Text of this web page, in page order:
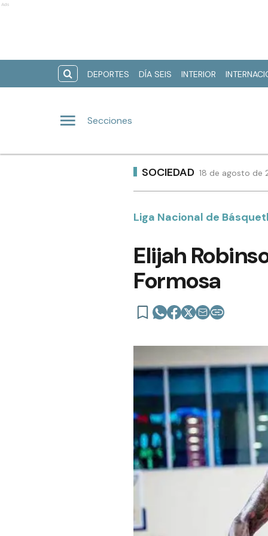
Ads
DEPORTES DÍA SEIS INTERIOR
Secciones
SOCIEDAD 18 de agosto de
Liga Nacional de
Elijah
Formosa